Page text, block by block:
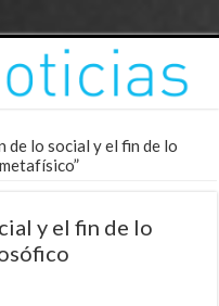
de lo social y el fin de lo
y el fin de lo